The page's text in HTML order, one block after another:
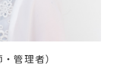
管理者）